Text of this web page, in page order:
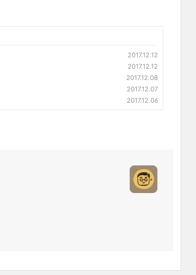
2017.12.12
2017.12.12
2017.12.08
2017.12.07
2017.12.06